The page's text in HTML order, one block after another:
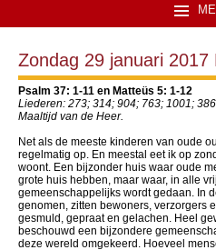
Zondag 29 januari 2017
Psalm 37: 1-11 en Matteüs 5: 1-12
Liederen: 273; 314; 904; 763; 1001;
Maaltijd van de Heer.
Net als de meeste kinderen van oude
regelmatig op. En meestal eet ik op
woont. Een bijzonder huis waar oude
grote huis hebben, maar waar, in alle
gemeenschappelijks wordt gedaan. In
genomen, zitten bewoners, verzorgers
gesmuld, gepraat en gelachen. Heel
beschouwd een bijzondere
deze wereld omgekeerd. Hoeveel